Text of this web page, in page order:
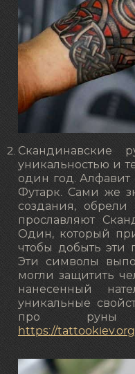
Скандинавские
уникальностью и
один год. Алфавит
Футарк. Сами же
создания, обрели
прославляют
Один, который
чтобы добыть эти
Эти символы
могли защитить
нанесенный
уникальные
про руны
https://